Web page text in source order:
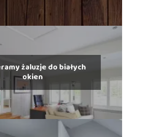
żaluzje do białych
okien